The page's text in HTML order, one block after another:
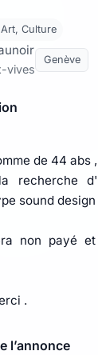
Culture
vives
Genève
de 44 abs ,
recherche
sound design
non payé
.
l’annonce